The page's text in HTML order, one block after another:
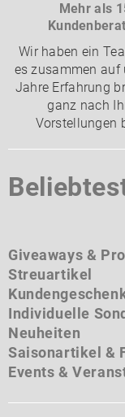
Mehr als
Wir haben ein
es zusammen auf
Jahre Erfahrung
ganz nach
Vorstellungen
Giveaways &
Streuartikel
Individuelle
Neuheiten
Saisonartikel &
Events &